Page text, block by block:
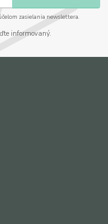
zasielania newslettera.
informovaný.